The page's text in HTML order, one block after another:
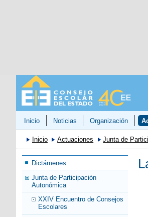
Inicio Noticias Organización
Inicio Actuaciones Junta de
Dictámenes
Junta de Participación
Autonómica
XXIV Encuentro de Consejos
Escolares